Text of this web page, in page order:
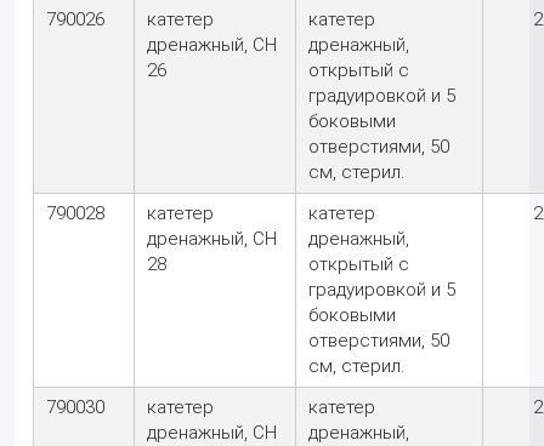
790026
катетер
дренажный, CH
26
катетер
дренажный,
открытый с
градуировкой и 5
боковыми
отверстиями, 50
см, стерил.
790028
катетер
дренажный, CH
28
катетер
дренажный,
открытый с
градуировкой и 5
боковыми
отверстиями, 50
см, стерил.
790030
катетер
дренажный, CH
катетер
дренажный,